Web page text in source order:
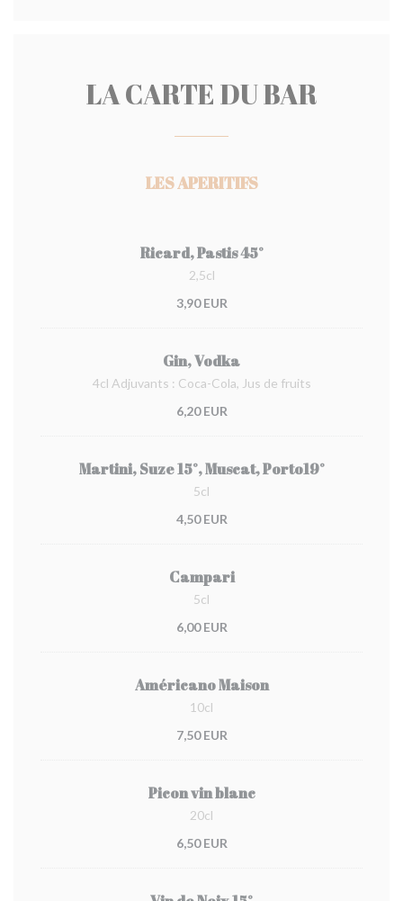
LA CARTE DU BAR
LES APERITIFS
Ricard, Pastis 45°
2,5cl
3,90 EUR
Gin, Vodka
4cl Adjuvants : Coca-Cola, Jus de fruits
6,20 EUR
Martini, Suze 15°, Muscat, Porto19°
5cl
4,50 EUR
Campari
5cl
6,00 EUR
Américano Maison
10cl
7,50 EUR
Picon vin blanc
20cl
6,50 EUR